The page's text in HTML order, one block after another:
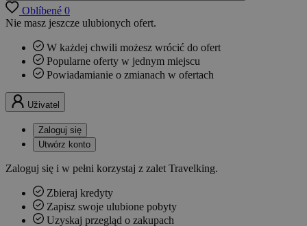
Oblíbené 0
Nie masz jeszcze ulubionych ofert.
W każdej chwili możesz wrócić do ofert
Popularne oferty w jednym miejscu
Powiadamianie o zmianach w ofertach
Uživatel
Zaloguj się
Utwórz konto
Zaloguj się i w pełni korzystaj z zalet Travelking.
Zbieraj kredyty
Zapisz swoje ulubione pobyty
Uzyskaj przegląd o zakupach